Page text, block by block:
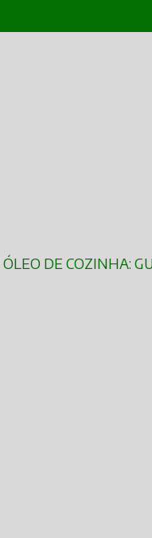
ÓLEO DE COZINHA: